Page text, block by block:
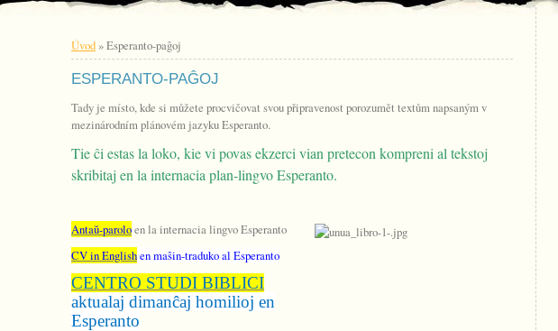
Úvod»Esperanto-paĝoj
ESPERANTO-PAĜOJ
Tady je místo, kde si můžete procvičovat svou připravenost porozumět textům napsaným v
mezinárodním plánovém jazyku Esperanto.
Tie ĉi estas la loko, kie vi povas ekzerci vian pretecon kompreni al tekstoj
skribitaj en la internacia plan-lingvo Esperanto.
Antaŭ-paroloen la internacia lingvo Esperanto
CV in Englishen maŝin-traduko al Esperanto
CENTRO STUDI BIBLICI
aktualaj dimanĉaj homilioj en
Esperanto